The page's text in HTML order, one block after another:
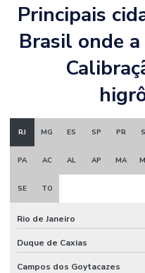
Principais
Brasil onde
RJ MG ES SP PR
PA AC AL AP MA
SE TO
Rio de Janeiro
Duque de Caxias
Campos dos Goytacazes